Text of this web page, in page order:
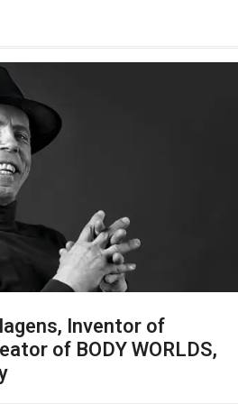
Inventor of
of BODY WORLDS,